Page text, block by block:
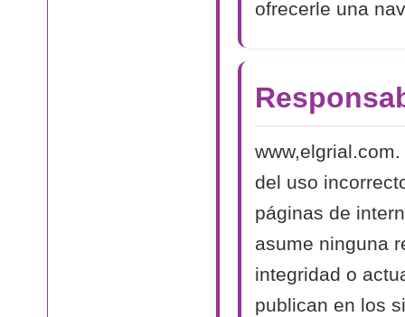
ofrecerle una
del uso
páginas de
asume ninguna
integridad o
publican en los